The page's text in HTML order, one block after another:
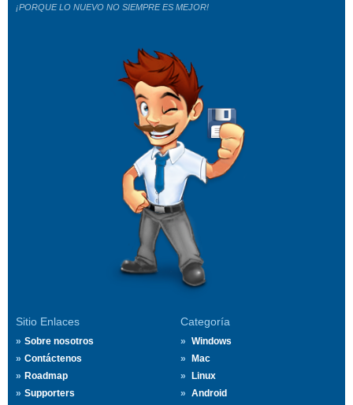
Sitio Enlaces
Sobre nosotros
Contáctenos
Roadmap
Supporters
Categoría
Windows
Mac
Linux
Android
¡PORQUE LO NUEVO NO SIEMPRE ES MEJOR!